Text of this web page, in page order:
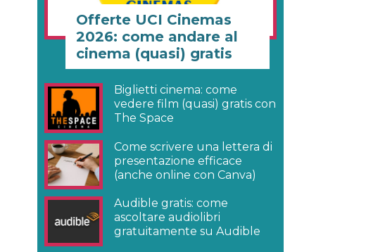
Offerte UCI Cinemas
2026: come andare al
cinema (quasi) gratis
Biglietti cinema: come
vedere film (quasi) gratis con
The Space
Come scrivere una lettera di
presentazione efficace
(anche online con Canva)
Audible gratis: come
ascoltare audiolibri
gratuitamente su Audible